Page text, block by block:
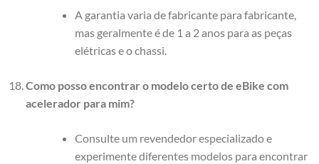
A garantia varia de fabricante para fabricante,
mas geralmente é de 1 a 2 anos para as peças
elétricas e o chassi.
Como posso encontrar o modelo certo de eBike com
acelerador para mim?
Consulte um revendedor especializado e
experimente diferentes modelos para encontrar